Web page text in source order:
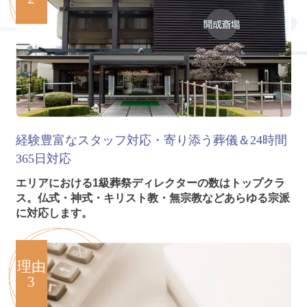
経験豊富なスタッフ対応・寄り添う葬儀＆24時間
365日対応
エリアにおける1級葬祭ディレクターの数はトップクラ
ス。仏式・神式・キリスト教・無宗教などあらゆる宗派
に対応します。
理由
3